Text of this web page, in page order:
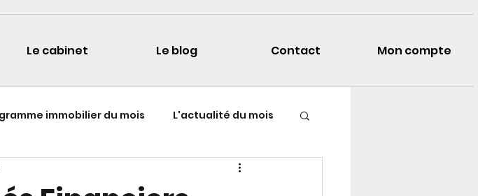
Le cabinet Le blog Contact Mon compte
immobilier du mois L'actualité du mois